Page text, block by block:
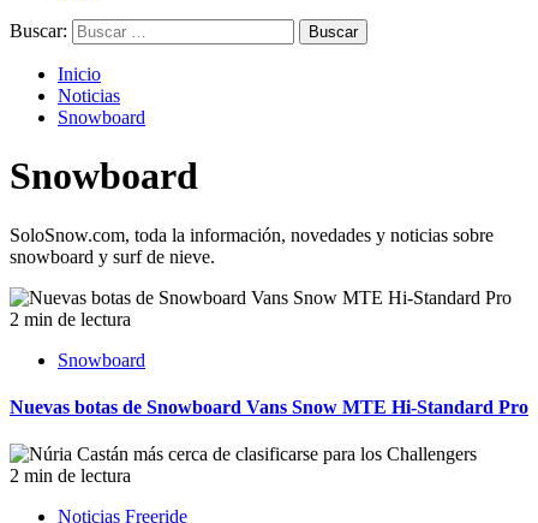
Buscar:
Inicio
Noticias
Snowboard
Snowboard
SoloSnow.com, toda la información, novedades y noticias sobre
snowboard y surf de nieve.
2 min de lectura
Snowboard
Nuevas botas de Snowboard Vans Snow MTE Hi-Standard Pro
2 min de lectura
Noticias Freeride